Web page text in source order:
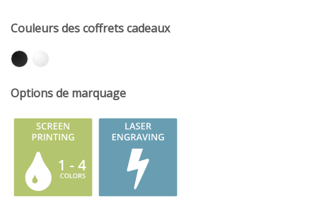
Couleurs des coffrets cadeaux
Options de marquage